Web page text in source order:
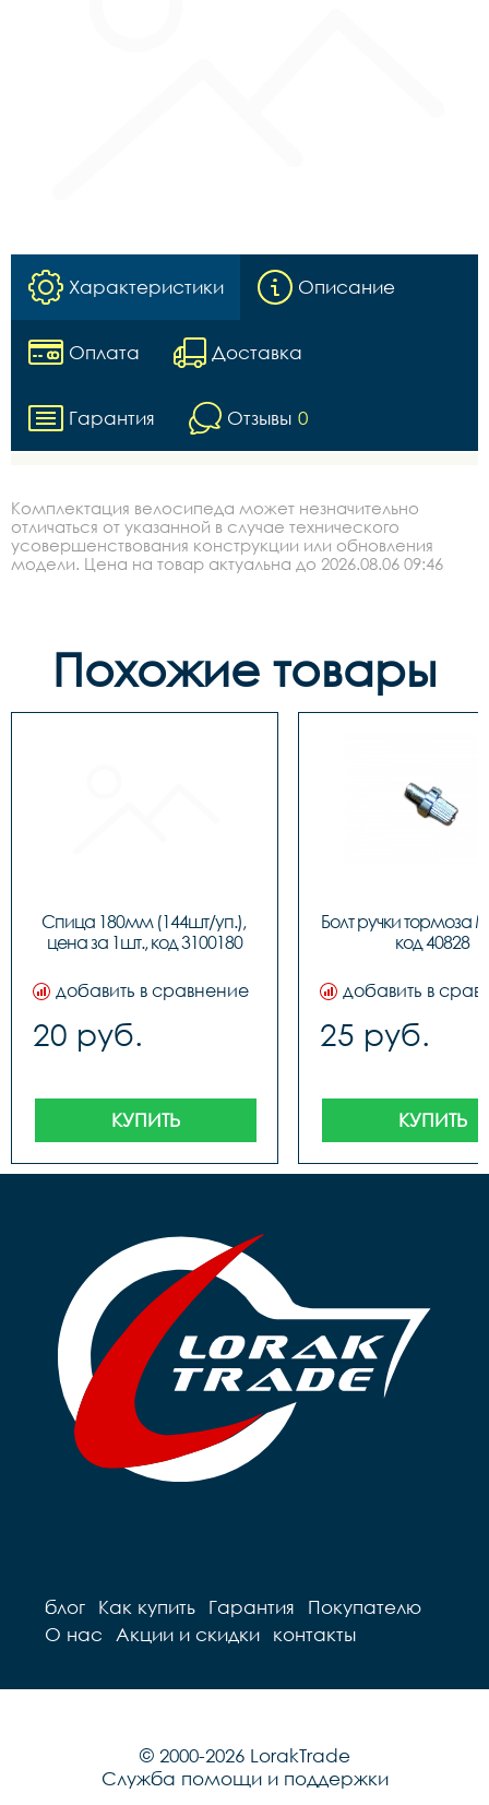
Характеристики Описание
Оплата Доставка
Гарантия Отзывы 0
Комплектация велосипеда может незначительно
отличаться от указанной в случае технического
усовершенствования конструкции или обновления
модели. Цена на товар актуальна до 2026.08.06 09:46
Похожие товары
Спица 180мм (144шт/уп.),
цена за 1шт., код 3100180
добавить в сравнение
20 руб.
КУПИТЬ
Болт ручки тормоза
код 40828
добавить в
25 руб.
КУПИТЬ
блог Как купить Гарантия
Покупателю
О нас
Акции и скидки контакты
© 2000-2026 LorakTrade
Служба помощи и поддержки